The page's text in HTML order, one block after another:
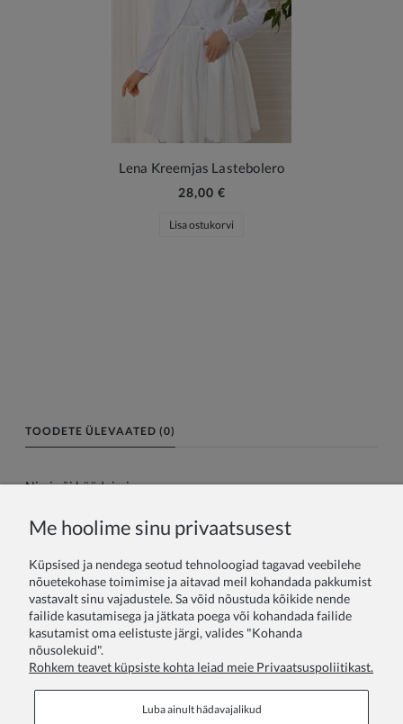
Lena Kreemjas Lastebolero
28,00 €
Lisa ostukorvi
TOODETE ÜLEVAATED (0)
Nimi või hüüdnimi:
Saada
Me hoolime sinu privaatsusest
Küpsised ja nendega seotud tehnoloogiad tagavad veebilehe
nõuetekohase toimimise ja aitavad meil kohandada pakkumist
vastavalt sinu vajadustele. Sa võid nõustuda kõikide nende
failide kasutamisega ja jätkata poega või kohandada failide
kasutamist oma eelistuste järgi, valides "Kohanda
nõusolekuid".
Rohkem teavet küpsiste kohta leiad meie Privaatsuspoliitikast.
Luba ainult hädavajalikud